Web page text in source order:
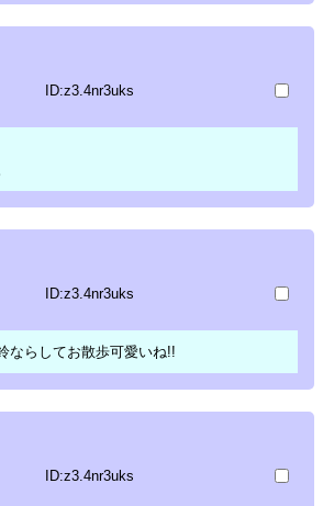
ID:z3.4nr3uks
ID:z3.4nr3uks
ならしてお散歩可愛いね!!
ID:z3.4nr3uks